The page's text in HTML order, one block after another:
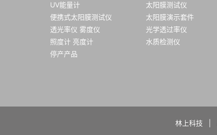
UV能量计
太阳膜测试仪
便携式太阳膜测试仪
太阳膜演示套件
透光率仪 雾度仪
光学透过率仪
照度计 亮度计
水质检测仪
停产产品
林上科技